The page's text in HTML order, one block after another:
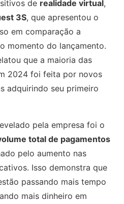
de realidade virtual,
3S, que apresentou o
em comparação a
momento do lançamento.
que a maioria das
2024 foi feita por novos
adquirindo seu primeiro
pela empresa foi o
total de pagamentos
pelo aumento nas
Isso demonstra que
passando mais tempo
mais dinheiro em